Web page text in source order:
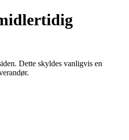
Dette skyldes vanligvis en